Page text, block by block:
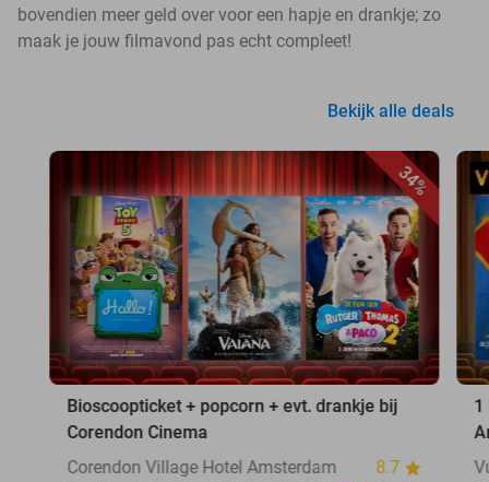
bovendien meer geld over voor een hapje en drankje; zo
maak je jouw filmavond pas echt compleet!
Bekijk alle deals
34%
Bioscoopticket + popcorn + evt. drankje bij
Corendon Cinema
Corendon Village Hotel Amsterdam
8.7
1